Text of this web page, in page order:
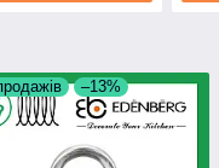
–13%